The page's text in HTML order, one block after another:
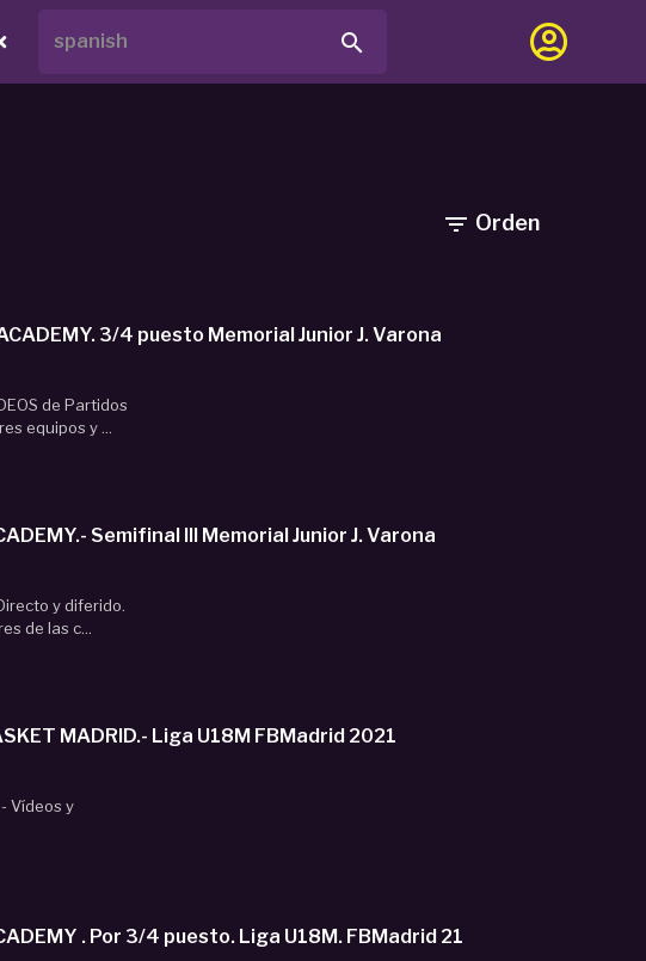

 Orden
#Directo U18M. B. TORRELODONES vs SPANISH BASKETBALL ACADEMY. 3/4 puesto Memorial Junior J. Varona
de Partidos
equipos y ...
Semifinal III Memorial Junior J. Varona
y diferido.
de las c...
ACADEMY - ZENTRO BASKET MADRID.- Liga U18M FBMadrid 2021
Vídeos y
. Por 3/4 puesto. Liga U18M. FBMadrid 21